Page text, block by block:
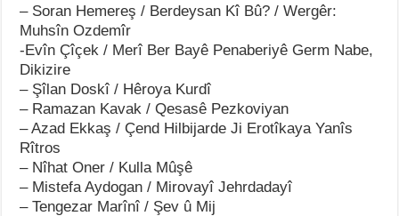
– Soran Hemereş / Berdeysan Kî Bû? / Wergêr:
Muhsîn Ozdemîr
-Evîn Çîçek / Merî Ber Bayê Penaberiyê Germ Nabe,
Dikizire
– Şîlan Doskî / Hêroya Kurdî
– Ramazan Kavak / Qesasê Pezkoviyan
– Azad Ekkaş / Çend Hilbijarde Ji Erotîkaya Yanîs
Rîtros
– Nîhat Oner / Kulla Mûşê
– Mistefa Aydogan / Mirovayî Jehrdadayî
– Tengezar Marînî / Şev û Mij